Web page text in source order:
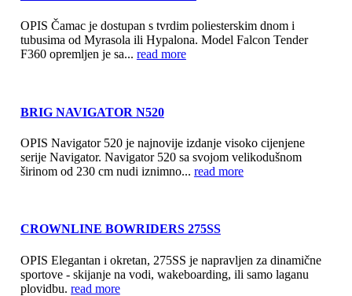
OPIS Čamac je dostupan s tvrdim poliesterskim dnom i
tubusima od Myrasola ili Hypalona. Model Falcon Tender
F360 opremljen je sa... read more
BRIG NAVIGATOR N520
OPIS Navigator 520 je najnovije izdanje visoko cijenjene
serije Navigator. Navigator 520 sa svojom velikodušnom
širinom od 230 cm nudi iznimno... read more
CROWNLINE BOWRIDERS 275SS
OPIS Elegantan i okretan, 275SS je napravljen za dinamične
sportove - skijanje na vodi, wakeboarding, ili samo laganu
plovidbu. read more